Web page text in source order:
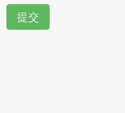
提交